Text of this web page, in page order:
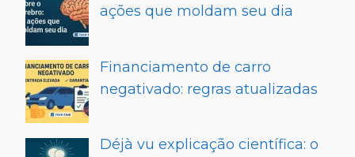
ações que moldam seu dia
Financiamento de carro
negativado: regras atualizadas
Déjà vu explicação científica: o